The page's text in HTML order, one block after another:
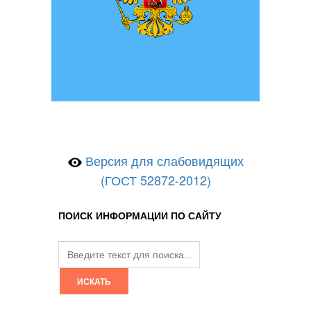
Версия для слабовидящих
(ГОСТ 52872-2012)
ПОИСК ИНФОРМАЦИИ ПО САЙТУ